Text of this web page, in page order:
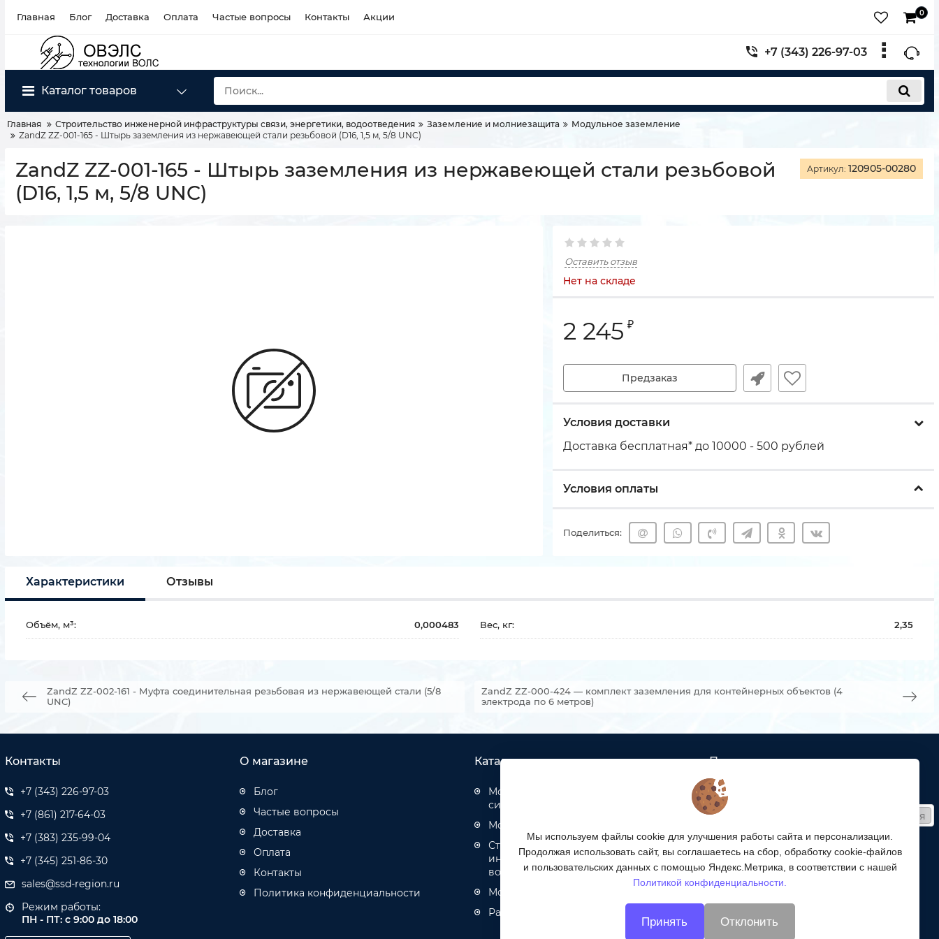
Главная Блог Доставка Оплата Частые вопросы Контакты Акции 0
+7 (343) 226-97-03
Каталог товаров
Главная Строительство инженерной инфраструктуры связи, энергетики, водоотведения Заземление и молниезащита
Модульное заземление
ZandZ ZZ-001-165 - Штырь заземления из нержавеющей стали резьбовой (D16, 1,5 м, 5/8 UNC)
ZandZ ZZ-001-165 - Штырь заземления из нержавеющей стали резьбовой
(D16, 1,5 м, 5/8 UNC)
Артикул: 120905-00280
Оставить отзыв
Нет на складе
2 245 ₽
Предзаказ
Условия доставки
Доставка бесплатная* до 10000 - 500 рублей
Условия оплаты
Поделиться:
Характеристики Отзывы
Объём, м³: 0,000483 Вес, кг: 2,35
ZandZ ZZ-002-161 - Муфта соединительная резьбовая из нержавеющей стали (5/8
UNC)
ZandZ ZZ-000-424 — комплект заземления для контейнерных объектов (4
электрода по 6 метров)
Контакты
+7 (343) 226-97-03
+7 (861) 217-64-03
+7 (383) 235-99-04
+7 (345) 251-86-30
sales@ssd-region.ru
Режим работы:
ПН - ПТ: с 9:00 до 18:00
О магазине
Блог
Частые вопросы
Доставка
Оплата
Контакты
Политика конфиденциальности
Каталог товаров
Монтаж структурированных кабельных
систем
Монтаж оптических кабелей связи
Строительство инженерной
инфраструктуры связи, энергетики,
водоотведения
Монтаж кабелей связи и энергетики
Разное
Подписка
Получайте только полезные статьи!
Подписаться
Согласен на обработку персональных данных
Мы в соцсетях:
Мы используем файлы cookie для улучшения работы сайта и персонализации.
Продолжая использовать сайт, вы соглашаетесь на сбор, обработку cookie-файлов
и пользовательских данных с помощью Яндекс.Метрика, в соответствии с нашей
Политикой конфиденциальности.
Принять Отклонить